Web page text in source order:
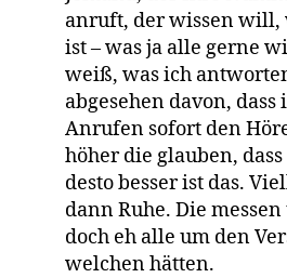
anruft, der wissen
ist – was ja alle gerne
weiß, was ich
abgesehen davon, dass
Anrufen sofort den
höher die glauben,
desto besser ist das.
dann Ruhe. Die
doch eh alle um den
welchen hätten.